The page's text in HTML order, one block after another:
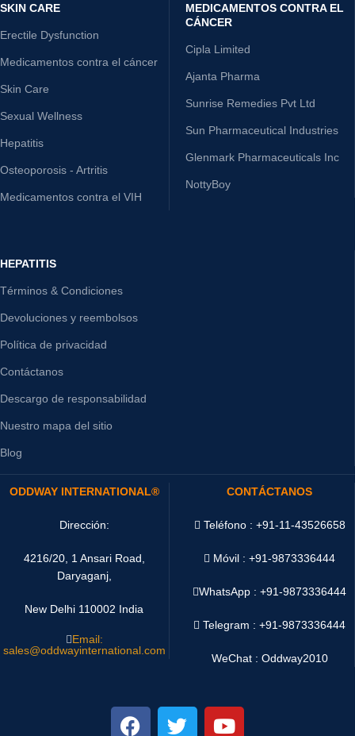
SKIN CARE
Erectile Dysfunction
Medicamentos contra el cáncer
Skin Care
Sexual Wellness
Hepatitis
Osteoporosis - Artritis
Medicamentos contra el VIH
MEDICAMENTOS CONTRA EL
CÁNCER
Cipla Limited
Ajanta Pharma
Sunrise Remedies Pvt Ltd
Sun Pharmaceutical Industries
Glenmark Pharmaceuticals Inc
NottyBoy
HEPATITIS
Términos & Condiciones
Devoluciones y reembolsos
Política de privacidad
Contáctanos
Descargo de responsabilidad
Nuestro mapa del sitio
Blog
ODDWAY INTERNATIONAL®
Dirección:
4216/20, 1 Ansari Road,
Daryaganj,
New Delhi 110002 India
Email:
sales@oddwayinternational.com
CONTÁCTANOS
Teléfono : +91-11-43526658
Móvil : +91-9873336444
WhatsApp :+91-9873336444
Telegram : +91-9873336444
WeChat : Oddway2010